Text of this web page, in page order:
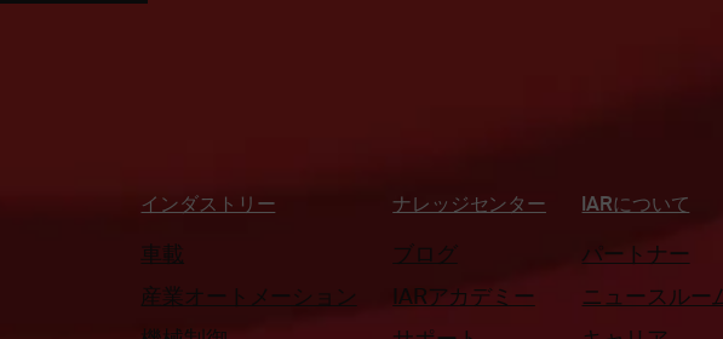
インダストリー
車載
産業オートメーション
ナレッジセンター
ブログ
IARアカデミー
IARについて
パートナー
ニュースルー